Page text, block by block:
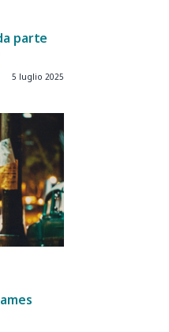
parte
5 luglio 2025